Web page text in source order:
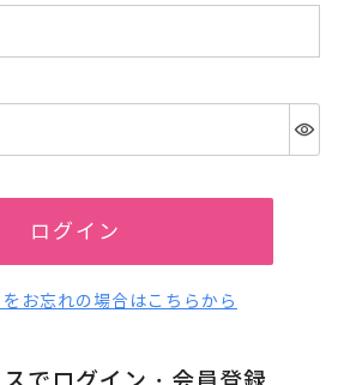
ログイン
お忘れの場合はこちらから